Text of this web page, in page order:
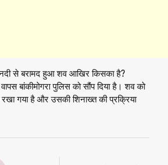
से बरामद हुआ शव आखिर किसका है?
बांकीमोगरा पुलिस को सौंप दिया है। शव को
रखा गया है और उसकी शिनाख्त की प्रक्रिया